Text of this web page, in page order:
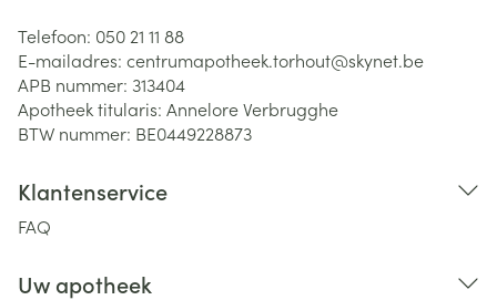
Telefoon: 050 21 11 88
E-mailadres: centrumapotheek.torhout@skynet.be
APB nummer: 313404
Apotheek titularis: Annelore Verbrugghe
BTW nummer: BE0449228873
Klantenservice
FAQ
Uw apotheek